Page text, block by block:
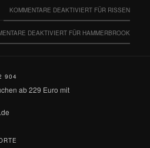
KOMMENTARE DEAKTIVIERTFÜR RISSEN
DEAKTIVIERTFÜR HAMMERBROOK
904
ab 229 Euro mit